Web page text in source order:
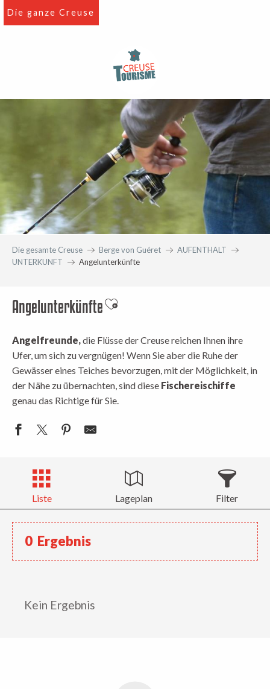
Aller
Die ganze Creuse
Die gesamte Creuse Berge von Guéret
AUFENTHALT
UNTERKUNFT
Angelunterkünfte
AngelunterkünfteAjouter aux favoris
Angelfreunde,die Flüsse der Creuse reichen Ihnen ihre
Ufer, um sich zu vergnügen! Wenn Sie aber die Ruhe der
Gewässer eines Teiches bevorzugen, mit der Möglichkeit, in
der Nähe zu übernachten, sind diese Fischereischiffe
genau das Richtige für Sie.
Liste Lageplan Filter
0 Ergebnis
Kein Ergebnis